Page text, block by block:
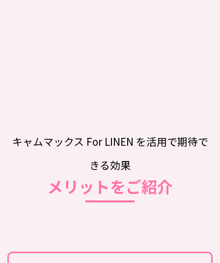
キャムマックス For LINEN を活用で期待で
きる効果
メリットをご紹介